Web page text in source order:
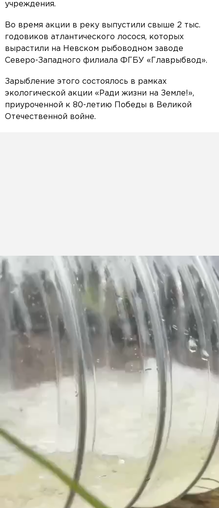
учреждения.
Во время акции в реку выпустили свыше 2 тыс.
годовиков атлантического лосося, которых
вырастили на Невском рыбоводном заводе
Северо-Западного филиала ФГБУ «Главрыбвод».
Зарыбление этого состоялось в рамках
экологической акции «Ради жизни на Земле!»,
приуроченной к 80-летию Победы в Великой
Отечественной войне.